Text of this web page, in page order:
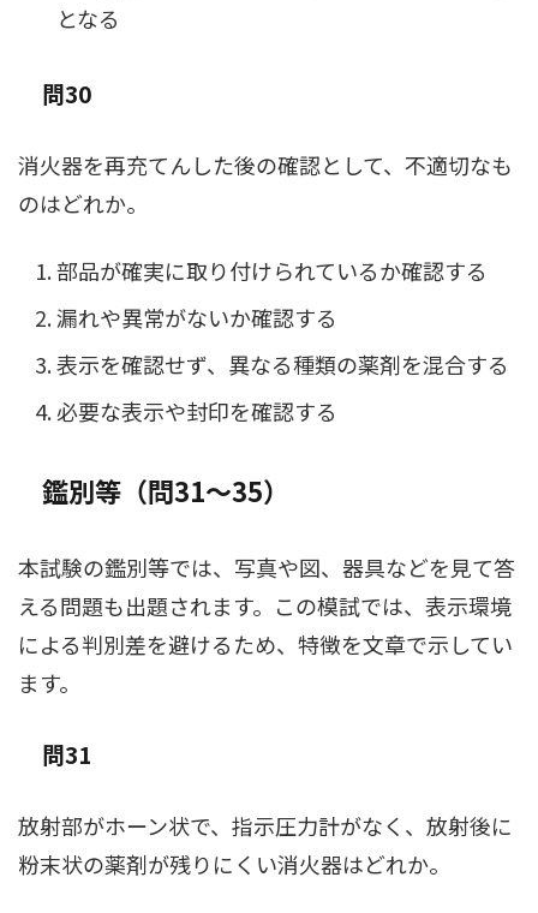
となる
問30
消火器を再充てんした後の確認として、不適切なも
のはどれか。
部品が確実に取り付けられているか確認する
漏れや異常がないか確認する
表示を確認せず、異なる種類の薬剤を混合する
必要な表示や封印を確認する
鑑別等（問31〜35）
本試験の鑑別等では、写真や図、器具などを見て答
える問題も出題されます。この模試では、表示環境
による判別差を避けるため、特徴を文章で示してい
ます。
問31
放射部がホーン状で、指示圧力計がなく、放射後に
粉末状の薬剤が残りにくい消火器はどれか。